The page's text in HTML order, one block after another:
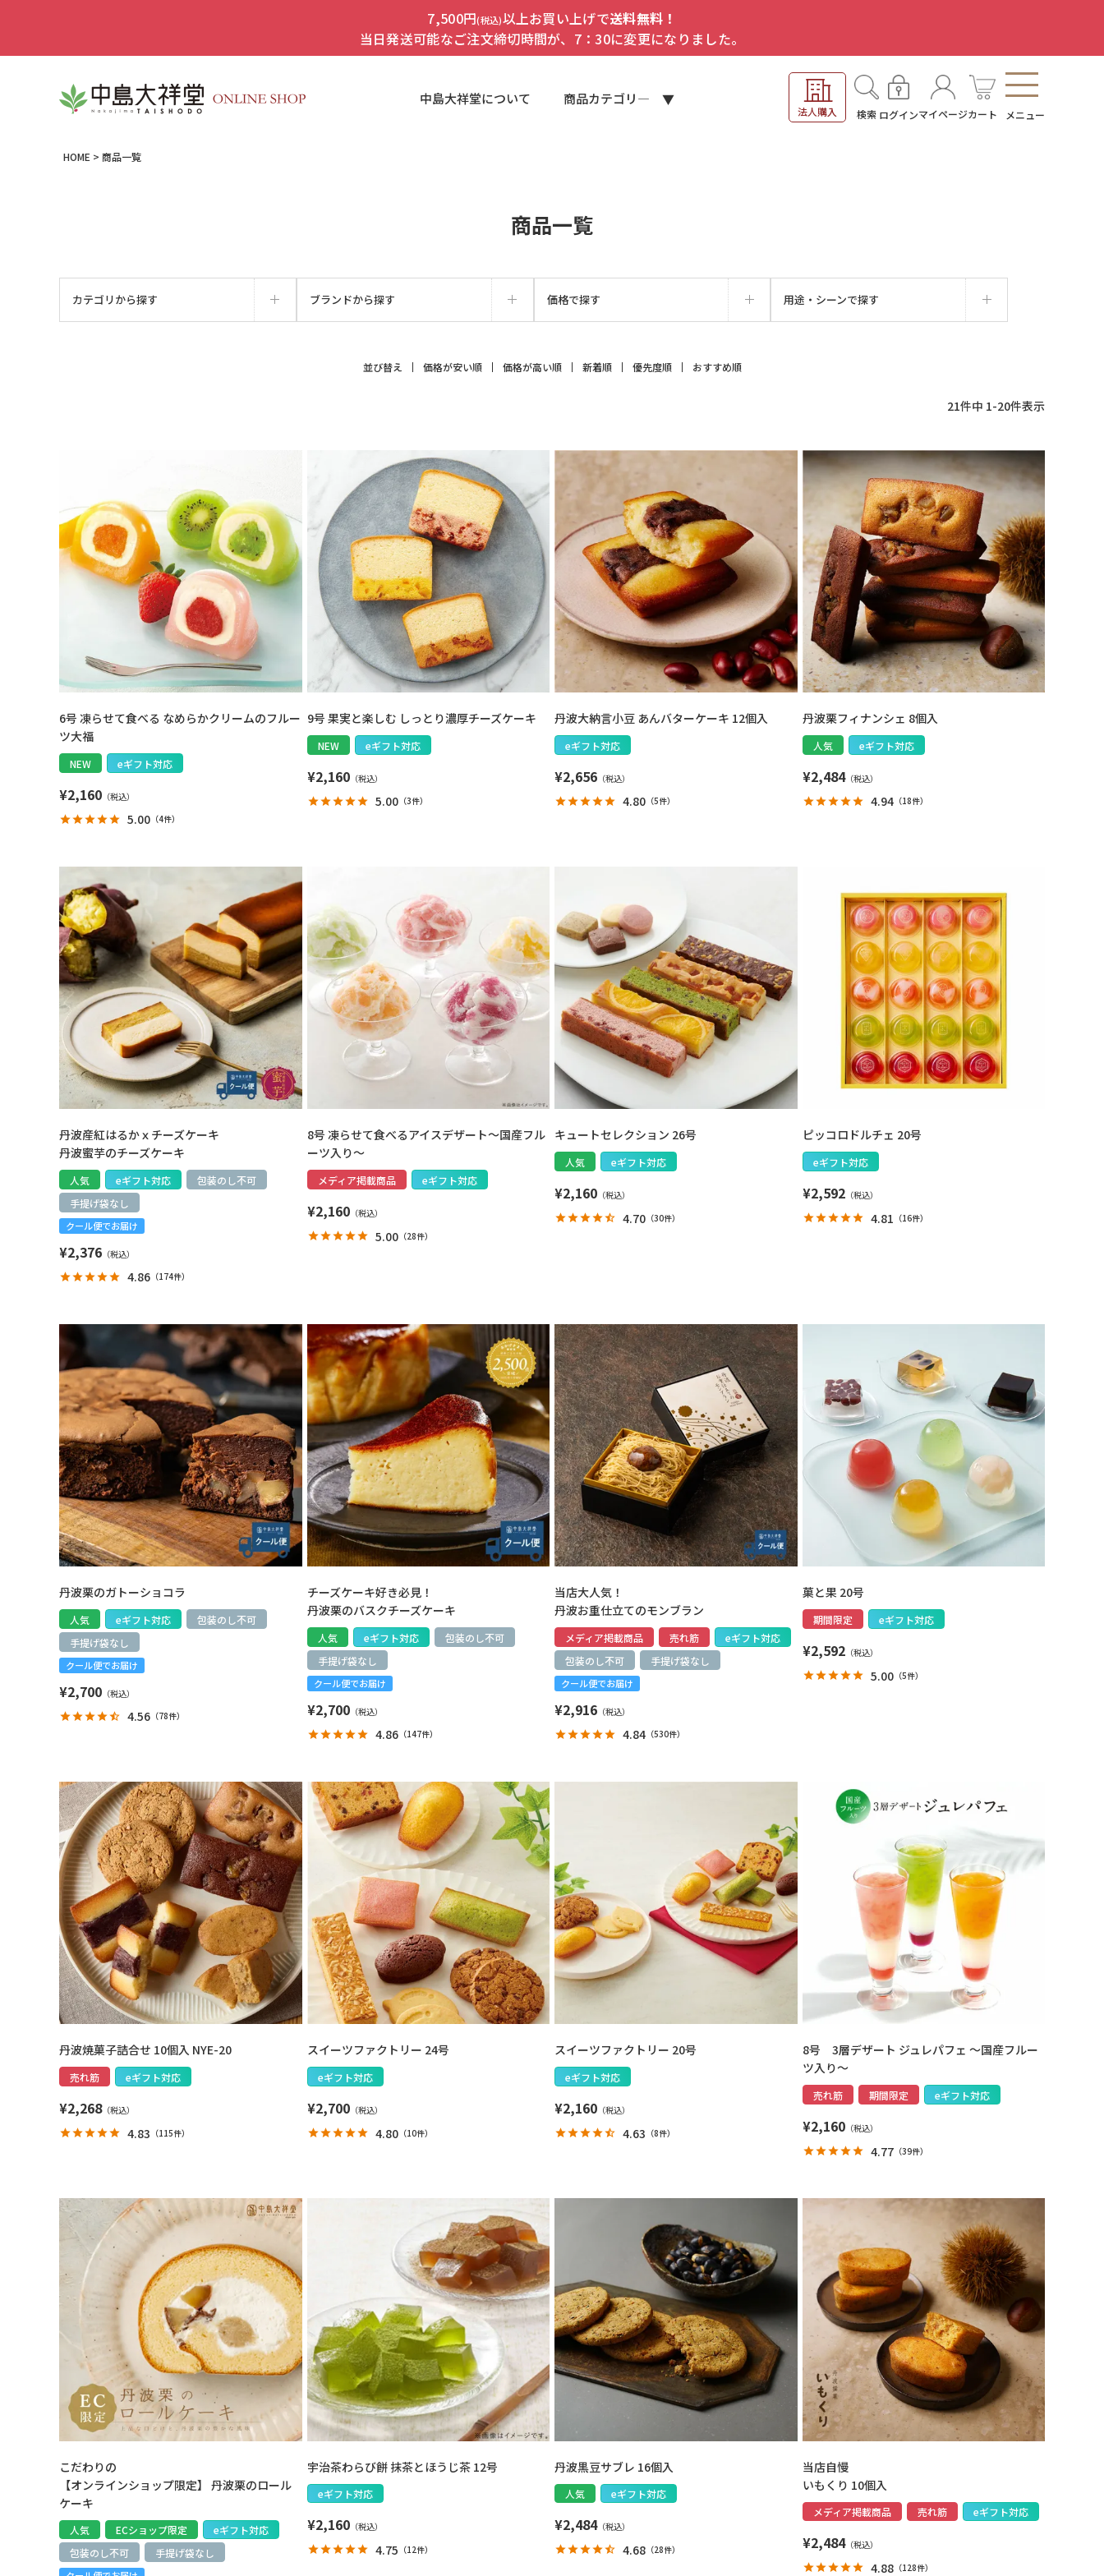
7,500円(税込)以上お買い上げで送料無料！
当日発送可能なご注文締切時間が、7：30に変更になりました。
中島大祥堂について 商品カテゴリ―
法人購入 検索 ログインマイページカート メニュー
HOME 商品一覧
商品一覧
カテゴリから探す ブランドから探す 価格で探す 用途・シーンで探す
並び替え 価格が安い順 価格が高い順 新着順 優先度順 おすすめ順
21件中 1-20件表示
6号 凍らせて食べる なめらかクリームのフルー
ツ大福
NEW eギフト対応
¥2,160
5.00 （4件）
9号 果実と楽しむ しっとり濃厚チーズケーキ
NEW eギフト対応
¥2,160
5.00（3件）
丹波大納言小豆 あんバターケーキ 12個入
eギフト対応
¥2,656
4.80 （5件）
丹波栗フィナンシェ 8個入
人気 eギフト対応
¥2,484
4.94（18件）
丹波産紅はるかｘチーズケーキ
丹波蜜芋のチーズケーキ
人気 eギフト対応
包装のし不可
手提げ袋なし
クール便でお届け
¥2,376
4.86 （174件）
8号 凍らせて食べるアイスデザート～国産フル
ーツ入り～
メディア掲載商品 eギフト対応
¥2,160
5.00（28件）
キュートセレクション 26号
人気 eギフト対応
¥2,160
4.70 （30件）
ピッコロドルチェ 20号
eギフト対応
¥2,592
4.81 （16件）
丹波栗のガトーショコラ
人気 eギフト対応
包装のし不可
手提げ袋なし
クール便でお届け
¥2,700
4.56 （78件）
チーズケーキ好き必見！
丹波栗のバスクチーズケーキ
人気 eギフト対応
包装のし不可
手提げ袋なし
クール便でお届け
¥2,700
4.86（147件）
当店大人気！
丹波お重仕立てのモンブラン
メディア掲載商品 売れ筋
eギフト対応
包装のし不可
手提げ袋なし
クール便でお届け
¥2,916
4.84 （530件）
菓と果 20号
期間限定 eギフト対応
¥2,592
5.00（5件）
丹波焼菓子詰合せ 10個入 NYE-20
売れ筋 eギフト対応
¥2,268
4.83 （115件）
スイーツファクトリー 24号
eギフト対応
¥2,700
4.80（10件）
スイーツファクトリー 20号
eギフト対応
¥2,160
4.63 （8件）
8号 3層デザート ジュレパフェ ～国産フルー
ツ入り～
売れ筋 期間限定 eギフト対応
¥2,160
4.77（39件）
こだわりの
【オンラインショップ限定】 丹波栗のロール
ケーキ
人気 ECショップ限定
eギフト対応
包装のし不可
手提げ袋なし
宇治茶わらび餅 抹茶とほうじ茶 12号
eギフト対応
¥2,160
4.75 （12件）
丹波黒豆サブレ 16個入
人気 eギフト対応
¥2,484
4.68 （28件）
当店自慢
いもくり 10個入
メディア掲載商品 売れ筋 eギフト対応
¥2,484
4.88（128件）